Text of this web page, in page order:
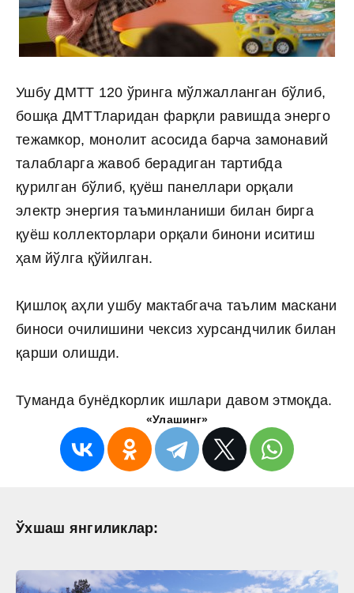
Ушбу ДМТТ 120 ўринга мўлжалланган бўлиб,
бошқа ДМТТларидан фарқли равишда энерго
тежамкор, монолит асосида барча замонавий
талабларга жавоб берадиган тартибда
қурилган бўлиб, қуёш панеллари орқали
электр энергия таъминланиши билан бирга
қуёш коллекторлари орқали бинони иситиш
ҳам йўлга қўйилган.
Қишлоқ аҳли ушбу мактабгача таълим маскани
биноси очилишини чексиз хурсандчилик билан
қарши олишди.
Туманда бунёдкорлик ишлари давом этмоқда.
«Улашинг»
Ўхшаш янгиликлар: